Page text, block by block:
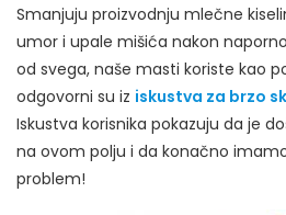
Smanjuju proizvodnju mlečne
umor i upale mišića nakon
od svega, naše masti koriste kao
odgovorni su iz iskustva za brzo
Iskustva korisnika pokazuju da je
na ovom polju i da konačno
problem!